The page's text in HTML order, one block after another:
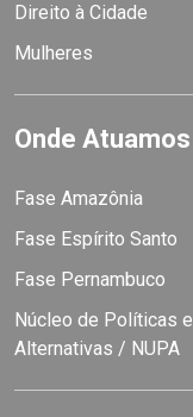
Direito à Cidade
Mulheres
Onde Atuamos
Fase Amazônia
Fase Espírito Santo
Fase Pernambuco
Núcleo de Políticas e
Alternativas / NUPA